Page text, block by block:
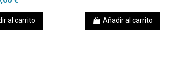
al carrito Añadir al carrito